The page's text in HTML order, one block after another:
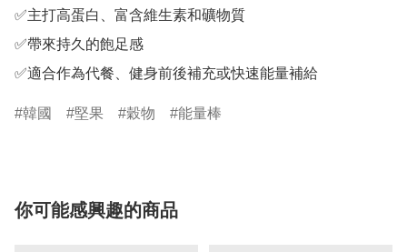
✅主打高蛋白、富含維生素和礦物質
✅帶來持久的飽足感
✅適合作為代餐、健身前後補充或快速能量補給
韓國 堅果 穀物 能量棒
你可能感興趣的商品